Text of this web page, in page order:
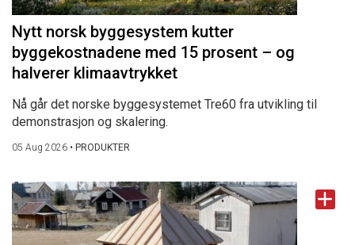
Nytt norsk byggesystem kutter
byggekostnadene med 15 prosent – og
halverer klimaavtrykket
Nå går det norske byggesystemet Tre60 fra utvikling til
demonstrasjon og skalering.
05 Aug 2026 • PRODUKTER